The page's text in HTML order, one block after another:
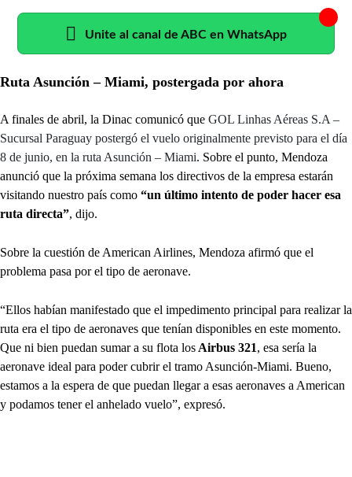
Unite al canal de ABC en WhatsApp
Ruta Asunción – Miami, postergada por ahora
A finales de abril, la Dinac comunicó que GOL Linhas Aéreas S.A –
Sucursal Paraguay postergó el vuelo originalmente previsto para el día
8 de junio, en la ruta Asunción – Miami. Sobre el punto, Mendoza
anunció que la próxima semana los directivos de la empresa estarán
visitando nuestro país como “un último intento de poder hacer esa
ruta directa”, dijo.
Sobre la cuestión de American Airlines, Mendoza afirmó que el
problema pasa por el tipo de aeronave.
“Ellos habían manifestado que el impedimento principal para realizar la
ruta era el tipo de aeronaves que tenían disponibles en este momento.
Que ni bien puedan sumar a su flota los Airbus 321, esa sería la
aeronave ideal para poder cubrir el tramo Asunción-Miami. Bueno,
estamos a la espera de que puedan llegar a esas aeronaves a American
y podamos tener el anhelado vuelo”, expresó.